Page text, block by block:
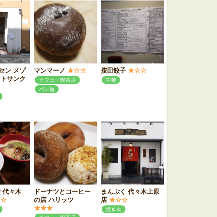
ン メゾ
サンク
マンマーノ ★☆☆
カフェ・喫茶店
パン屋
按田餃子 ★☆☆
中華
代々木
ドーナツとコーヒー
の店 ハリッツ
★★★
まんぷく 代々木上原
店 ★☆☆
焼き肉